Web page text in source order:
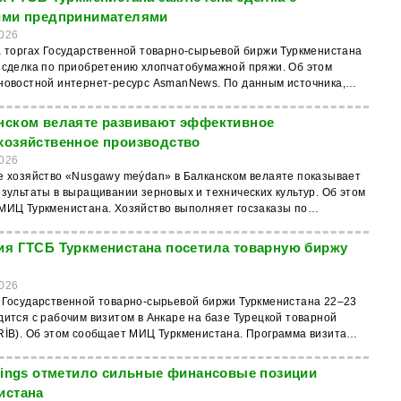
в 46 отарах. В хозяйстве ведется подготовка к зимовке
планируется заготовить более 890 тонн кормов. На
день механизаторы уже собрали 340 тонн соломы и грубых
продолжаются.
предпринимателями
Государственной товарно-сырьевой биржи Туркменистана
по приобретению хлопчатобумажной пряжи. Об этом
интернет-ресурс AsmanNews. По данным источника,
сделки составила 1 139 500 долларов США.
велаяте развивают эффективное
производство
хозяйство «Nusgawy meýdan» в Балканском велаяте показывает
в выращивании зерновых и технических культур. Об этом
Туркменистана. Хозяйство выполняет госзаказы по
землепользование. Помимо растениеводства, здесь
бахчеводство, кормовое производство и животноводство.
научных подходов и соблюдение экологических норм
эффективность хозяйства и укреплять аграрный
страны.
ГТСБ Туркменистана посетила товарную биржу
товарно-сырьевой биржи Туркменистана 22–23
с рабочим визитом в Анкаре на базе Турецкой товарной
Об этом сообщает МИЦ Туркменистана. Программа визита
продукции, применения электронных складских
работы системы TÜRİS, уполномоченных классификаторов
складского хранения. Также запланированы переговоры
отметило сильные финансовые позиции